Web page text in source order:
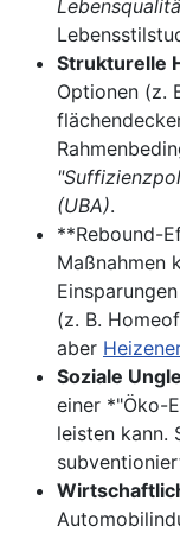
Strukturelle
Optionen (z.
(UBA).
**Rebound-
Maßnahmen
(z. B.
aber
Soziale
einer *"Öko-
leisten kann.